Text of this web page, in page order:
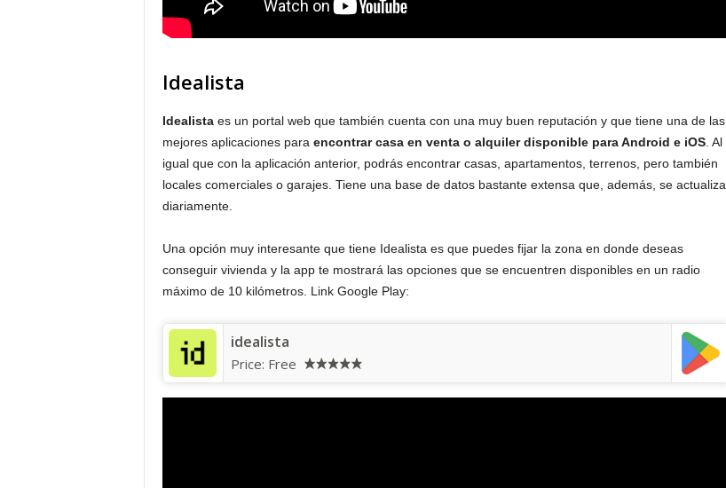
Idealista
Idealistaes un portal web que también cuenta con una muy buen reputación y que tiene una de las
mejores aplicaciones para encontrar casa en venta o alquiler disponible para Android e iOS. Al
igual que con la aplicación anterior, podrás encontrar casas, apartamentos, terrenos, pero también
locales comerciales o garajes. Tiene una base de datos bastante extensa que, además, se actualiza
diariamente.
Una opción muy interesante que tiene Idealista es que puedes fijar la zona en donde deseas
conseguir vivienda y la app te mostrará las opciones que se encuentren disponibles en un radio
máximo de 10 kilómetros. Link Google Play:
idealista
Price: Free